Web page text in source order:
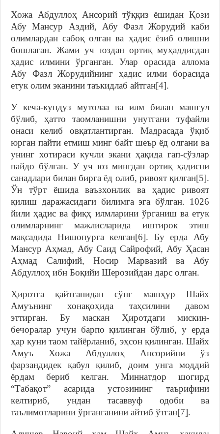
Хожа Абдуллоҳ Ансорий тўққиз ёшидан Қози
Абу Мансур Аздий, Абу Фазл Жорудий каби
олимлардан сабоқ олган ва ҳадис ёзиб олишни
бошлаган. Жами уч юздан ортиқ муҳаддисдан
ҳадис илмини ўрганган. Улар орасида аллома
Абу Фазл Жорудийнинг ҳадис илми борасида
етук олим эканини таъкидлаб айтган[4].
У кеча-кундуз мутолаа ва илм билан машғул
бўлиб, ҳатто таомланишни унутгани туфайли
онаси келиб овқатлантирган. Мадрасада ўқиб
юрган пайти етмиш минг байт шеър ёд олгани ва
унинг хотираси кучли экани ҳақида гап-сўзлар
пайдо бўлган. У уч юз мингдан ортиқ ҳадисни
санадлари билан бирга ёд олиб, ривоят қилган[5].
Ўн тўрт ёшида ваъзхонлик ва ҳадис ривоят
қилиш даражасидаги билимга эга бўлган. 1026
йили ҳадис ва фиқҳ илмларини ўрганиш ва етук
олимларнинг мажлисларида иштирок этиш
мақсадида Нишопурга келган[6]. Бу ерда Абу
Мансур Аҳмад, Абу Саид Сайрофий, Абу Ҳасан
Аҳмад Салифий, Носир Марвазий ва Абу
Абдуллоҳ ибн Боқийи Шерозийдан дарс олган.
Ҳиротга қайтганидан сўнг машҳур Шайх
Амуънинг хонақоҳида таҳсилини давом
эттирган. Бу маскан Ҳиротдаги мискин-
бечоралар учун барпо қилинган бўлиб, у ерда
ҳар куни таом тайёрланиб, эҳсон қилинган. Шайх
Амуъ Хожа Абдуллоҳ Ансорийни ўз
фарзандидек қабул қилиб, доим унга моддий
ёрдам бериб келган. Миннатдор шогирд
“Табақот” асарида устозининг таърифини
келтириб, ундан тасаввуф одоби ва
таълимотларини ўрганганини айтиб ўтган[7].